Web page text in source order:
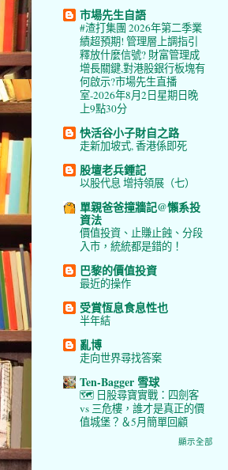
市場先生自語
#渣打集團 2026年第二季業
績超預期! 管理層上調指引
釋放什麼信號? 財富管理成
增長關鍵,對港股銀行板塊有
何啟示?市場先生直播
室-2026年8月2日星期日晚
上9點30分
快活谷小子財自之路
走新加坡式, 香港係即死
股壇老兵鍾記
以股代息 增持領展（七）
單親爸爸撞牆記@懶系投
資法
價值投資、止賺止蝕、分段
入市，統統都是錯的！
巴黎的價值投資
最近的操作
受賞恆息食息性也
半年結
亂博
走向世界尋找答案
Ten-Bagger 雪球
🗺️ 日股尋寶實戰：四劍客
vs 三危樓，誰才是真正的價
值城堡？＆5月簡單回顧
顯示全部